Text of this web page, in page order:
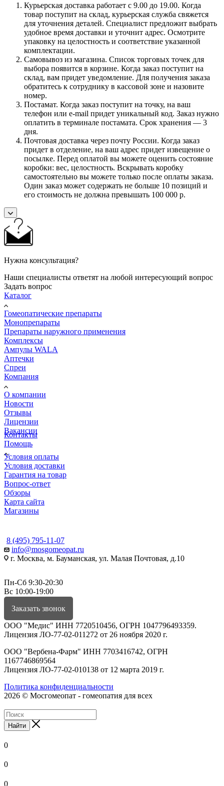
Курьерская доставка работает с 9.00 до 19.00. Когда
товар поступит на склад, курьерская служба свяжется
для уточнения деталей. Специалист предложит выбрать
удобное время доставки и уточнит адрес. Осмотрите
упаковку на целостность и соответствие указанной
комплектации.
Самовывоз из магазина. Список торговых точек для
выбора появится в корзине. Когда заказ поступит на
склад, вам придет уведомление. Для получения заказа
обратитесь к сотруднику в кассовой зоне и назовите
номер.
Постамат. Когда заказ поступит на точку, на ваш
телефон или e-mail придет уникальный код. Заказ нужно
оплатить в терминале постамата. Срок хранения — 3
дня.
Почтовая доставка через почту России. Когда заказ
придет в отделение, на ваш адрес придет извещение о
посылке. Перед оплатой вы можете оценить состояние
коробки: вес, целостность. Вскрывать коробку
самостоятельно вы можете только после оплаты заказа.
Один заказ может содержать не больше 10 позиций и
его стоимость не должна превышать 100 000 р.
Нужна консультация?
Наши специалисты ответят на любой интересующий вопрос
Задать вопрос
Каталог
Гомеопатические препараты
Монопрепараты
Препараты наружного применения
Комплексы
Ампулы WALA
Аптечки
Спреи
Компания
О компании
Новости
Отзывы
Лицензии
Вакансии
Контакты
Помощь
Условия оплаты
Условия доставки
Гарантия на товар
Вопрос-ответ
Обзоры
Карта сайта
Магазины
8 (495) 795-11-07
info@mosgomeopat.ru
г. Москва, м. Бауманская, ул. Малая Почтовая, д.10
Пн-Сб 9:30-20:30
Вс 10:00-19:00
Заказать звонок
ООО "Медис" ИНН 7720510456, ОГРН 1047796493359.
Лицензия ЛО-77-02-011272 от 26 ноября 2020 г.
ООО "Вербена-Фарм" ИНН 7703416742, ОГРН
1167746869564
Лицензия ЛО-77-02-010138 от 12 марта 2019 г.
Политика конфиденциальности
2026 © Мосгомеопат - гомеопатия для всех
Найти
0
0
0